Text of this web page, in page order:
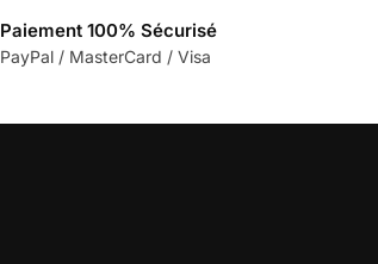
Paiement 100% Sécurisé
PayPal / MasterCard / Visa